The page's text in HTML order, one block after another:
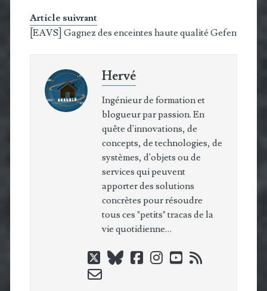
Article suivrant
[EAVS] Gagnez des enceintes haute qualité Gefen
Hervé
Ingénieur de formation et
blogueur par passion. En
quête d'innovations, de
concepts, de technologies, de
systèmes, d'objets ou de
services qui peuvent
apporter des solutions
concrètes pour résoudre
tous ces "petits" tracas de la
vie quotidienne…
twitterblueskyfacebook
instagram
youtube
rss
email-